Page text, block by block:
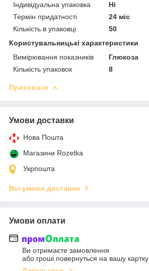
Індивідуальна упаковка
Ні
Термін придатності
24 міс
Кількість в упаковці
50
Користувальницькі характеристики
Вимірювання показників
Глюкоза
Кількість упаковок
8
Приховати
Умови доставки
Нова Пошта
Магазини Rozetka
Укрпошта
Всі умови доставки
Умови оплати
Ви отримаєте замовлення
або гроші повернуться на вашу картку